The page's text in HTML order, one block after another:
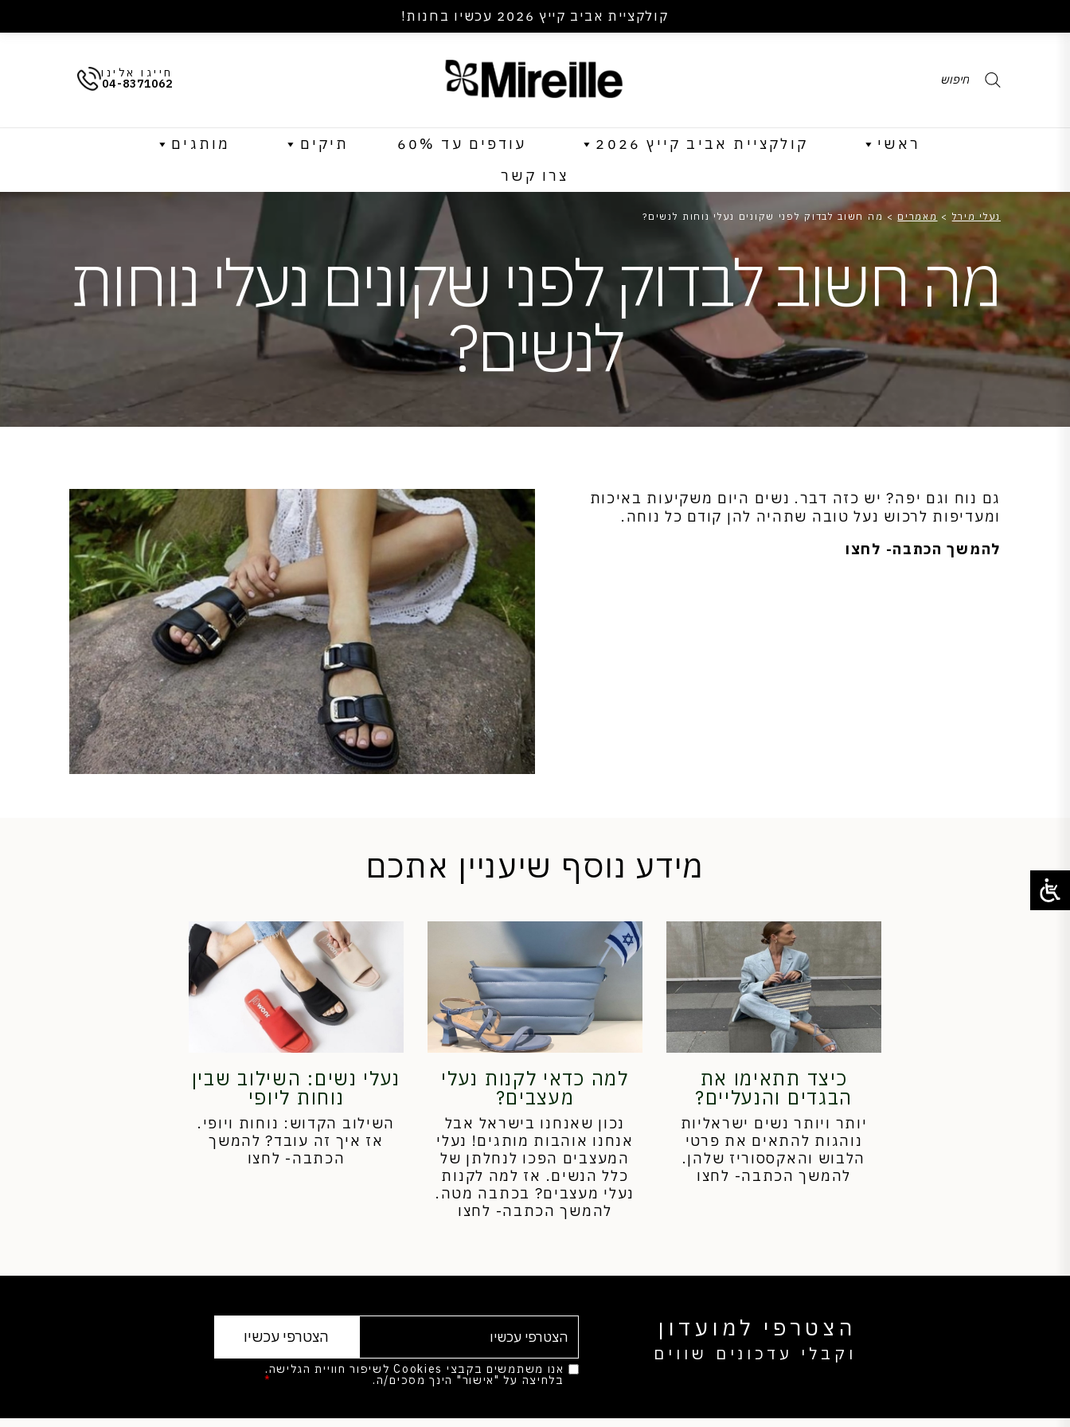
קולקציית אביב קייץ 2026 עכשיו בחנות!
Products
search
חייגו אלינו
04-8371062
ראשי קולקציית אביב קייץ 2026 עודפים עד 60% תיקים
מותגים
צרו קשר
נעלי מירל > מאמרים > מה חשוב לבדוק לפני שקונים נעלי נוחות לנשים?
מה חשוב לבדוק לפני שקונים נעלי נוחות
לנשים?
גם נוח וגם יפה? יש כזה דבר. נשים היום משקיעות באיכות
ומעדיפות לרכוש נעל טובה שתהיה להן קודם כל נוחה.
להמשך הכתבה- לחצו
מידע נוסף שיעניין אתכם
כיצד תתאימו את
הבגדים והנעליים?
יותר ויותר נשים ישראליות
נוהגות להתאים את פרטי
הלבוש והאקססוריז שלהן.
להמשך הכתבה- לחצו
למה כדאי לקנות נעלי
מעצבים?
נכון שאנחנו בישראל אבל
אנחנו אוהבות מותגים! נעלי
המעצבים הפכו לנחלתן של
כלל הנשים. אז למה לקנות
נעלי מעצבים? בכתבה מטה.
להמשך הכתבה- לחצו
נעלי נשים: השילוב שבין
נוחות ליופי
השילוב הקדוש: נוחות ויופי.
אז איך זה עובד? להמשך
הכתבה- לחצו
הצטרפי למועדון
וקבלי עדכונים שווים
אנו משתמשים בקבצי Cookies לשיפור חוויית הגלישה.
בלחיצה על "אישור" הינך מסכים/ה. *